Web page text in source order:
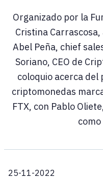
Organizado por la
Cristina Carrascosa,
Abel Peña, chief
Soriano, CEO de
coloquio acerca
criptomonedas
FTX, con Pablo
25-11-2022